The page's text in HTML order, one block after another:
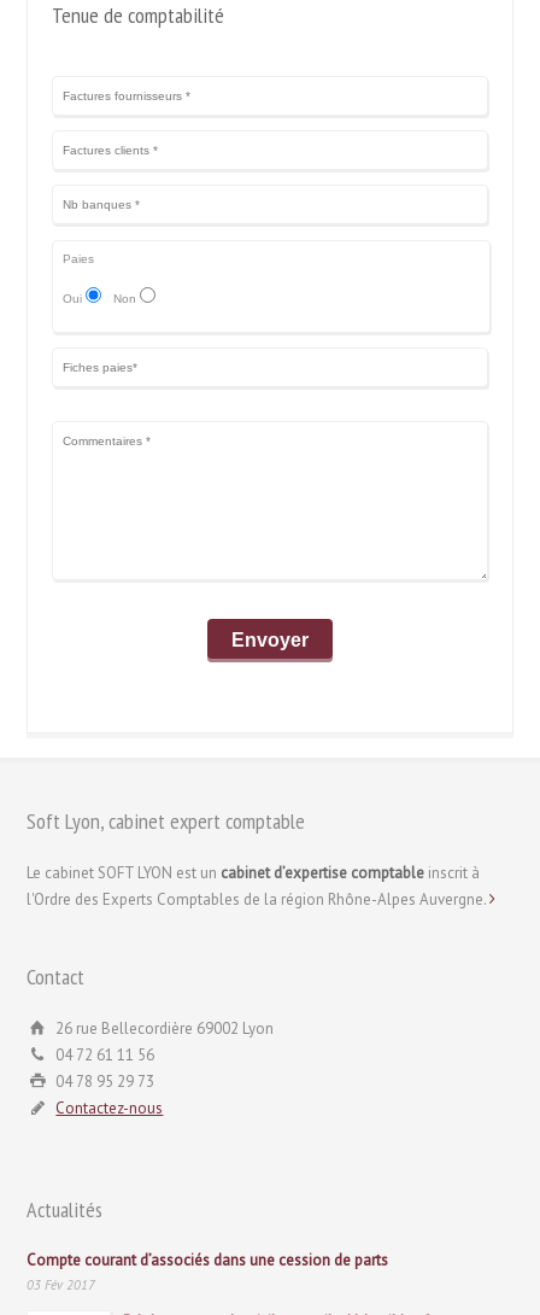
Tenue de comptabilité
Paies
Oui Non
Soft Lyon, cabinet expert comptable
Le cabinet SOFT LYON est un cabinet d’expertise comptable inscrit à
l'Ordre des Experts Comptables de la région Rhône-Alpes Auvergne.
Contact
26 rue Bellecordière 69002 Lyon
04 72 61 11 56
04 78 95 29 73
Contactez-nous
Actualités
Compte courant d’associés dans une cession de parts
03 Fév 2017